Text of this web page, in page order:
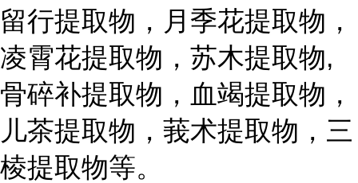
留行提取物，月季花提取物，
凌霄花提取物，苏木提取物,
骨碎补提取物，血竭提取物，
儿茶提取物，莪术提取物，三
棱提取物等。